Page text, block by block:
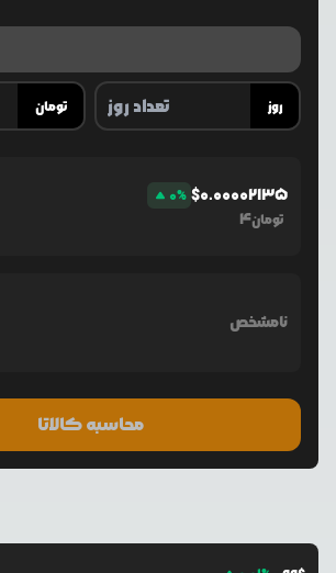
تومان روز
0% $0.00002135
4تومان
نامشخص
محاسبه کالاتا